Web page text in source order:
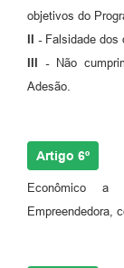
objetivos do
II -Falsidade dos
III -Não
Adesão.
Artigo 6º
Econômico a
Empreendedora,